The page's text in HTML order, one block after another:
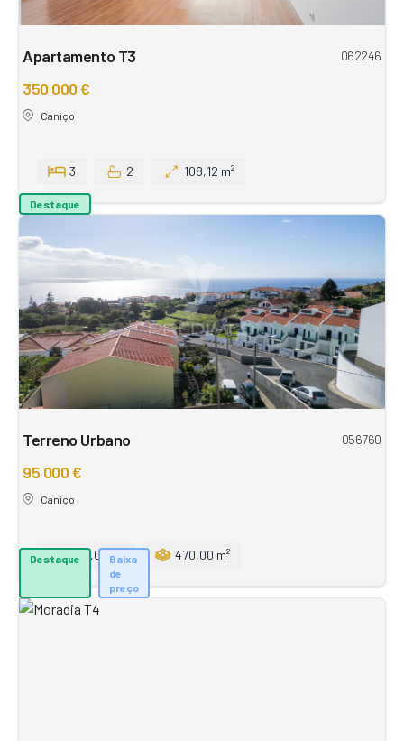
Apartamento T3 062246
350 000 €
Caniço
3 2 108,12 m²
Destaque
Terreno Urbano 056760
95 000 €
Caniço
470,00 m² 470,00 m²
Destaque
Baixa
de
preço